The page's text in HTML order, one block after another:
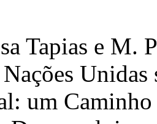
Tapias e M.
um Caminho